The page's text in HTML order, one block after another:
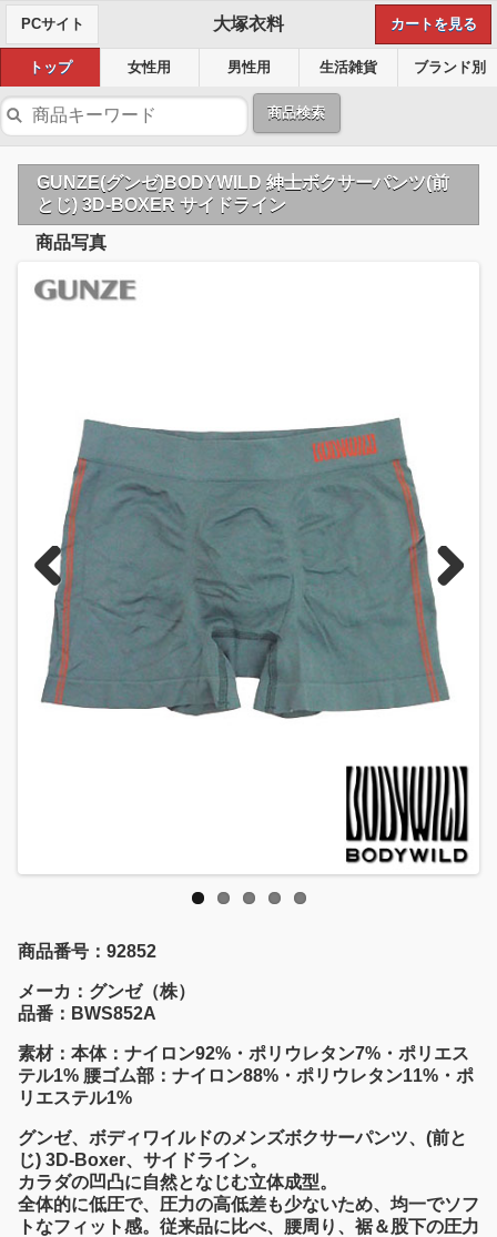
PCサイト 大塚衣料 カートを見る
トップ 女性用 男性用 生活雑貨 ブランド別
商品検索
GUNZE(グンゼ)BODYWILD 紳士ボクサーパンツ(前
とじ) 3D-BOXER サイドライン
商品写真
Previous Next
商品番号：92852
メーカ：グンゼ（株）
品番：BWS852A
素材：本体：ナイロン92%・ポリウレタン7%・ポリエス
テル1% 腰ゴム部：ナイロン88%・ポリウレタン11%・ポ
リエステル1%
グンゼ、ボディワイルドのメンズボクサーパンツ、(前と
じ) 3D-Boxer、サイドライン。
カラダの凹凸に自然となじむ立体成型。
全体的に低圧で、圧力の高低差も少ないため、均一でソフ
トなフィット感。従来品に比べ、腰周り、裾＆股下の圧力